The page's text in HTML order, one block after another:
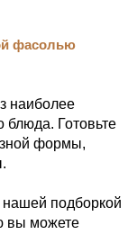
наиболее
Готовьте
формы,
подборкой
вы можете